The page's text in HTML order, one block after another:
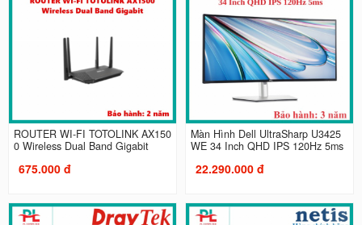
ROUTER WI-FI TOTOLINK AX150
0 Wireless Dual Band Gigabit
675.000 đ
Màn Hình Dell UltraSharp U3425
WE 34 Inch QHD IPS 120Hz 5ms
22.290.000 đ